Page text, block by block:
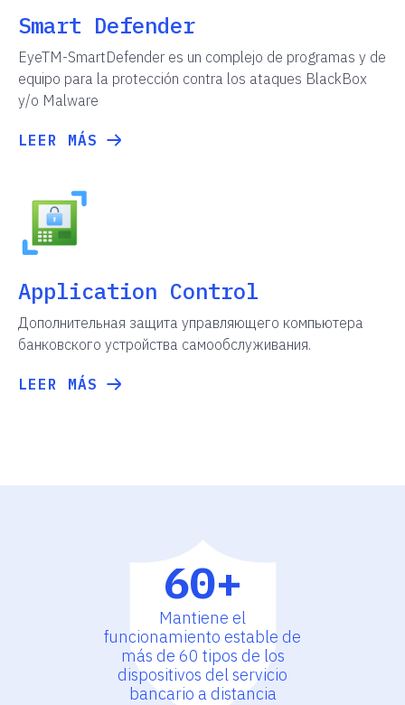
Smart Defender
EyeTM-SmartDefender es un complejo de programas y de
equipo para la protección contra los ataques BlackBox
y/o Malware
LEER MÁS
Application Control
Дополнительная защита управляющего компьютера
банковского устройства самообслуживания.
LEER MÁS
60+
Mantiene el
funcionamiento estable de
más de 60 tipos de los
dispositivos del servicio
bancario a distancia